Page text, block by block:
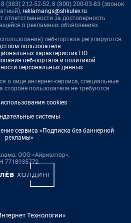
(383) 212-52-52, 8 (800) 200-03-83 (звонок
reklamangs@shkulev.ru
ответственности за достоверность
в рекламных объявлениях.
веб-портала регулируются:
пользователя
характеристик ПО
веб-портала и политикой
персональных данных
в виде интернет-сервиса, специальные
стороне пользователя не требуются
cookies
системы
сервиса «Подписка без баннерной
рекламы»
Технологии»